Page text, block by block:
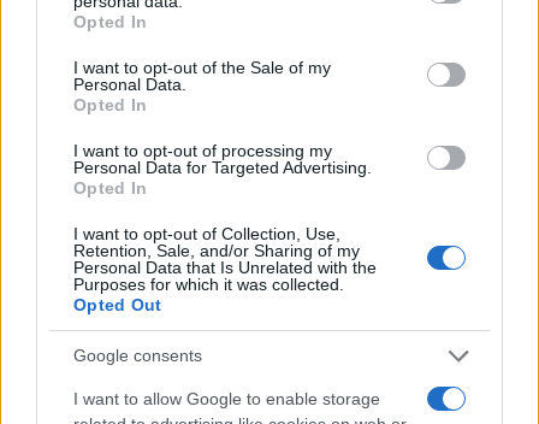
Opted In
I want to opt-out of the Sale of my
Personal Data.
Opted In
I want to opt-out of processing my
Personal Data for Targeted Advertising.
Opted In
I want to opt-out of Collection, Use,
Retention, Sale, and/or Sharing of my
Personal Data that Is Unrelated with the
Purposes for which it was collected.
Opted Out
Google consents
I want to allow Google to enable storage
dovrebbero governare la formazione e il controllo
si giudica dentro circuiti locali chiusi, senza che
alcun organo terzo certifichi la comparabilità dei
metri di valutazione tra un istituto e l’altro. Una
macchina che promuove se stessa nella quasi
totalità dei casi non vigila ma si assolve.